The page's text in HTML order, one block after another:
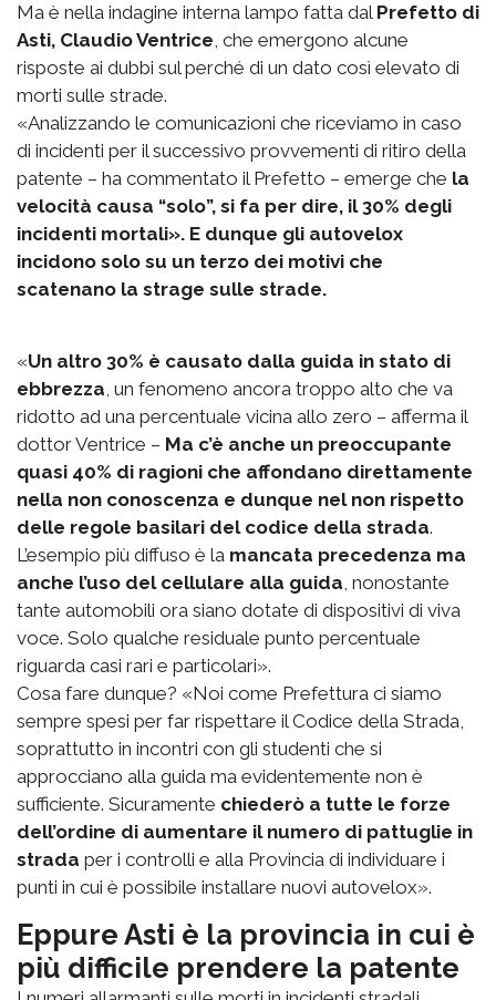
Ma è nella indagine interna lampo fatta dal Prefetto di
Asti, Claudio Ventrice, che emergono alcune
risposte ai dubbi sul perché di un dato così elevato di
morti sulle strade.
«Analizzando le comunicazioni che riceviamo in caso
di incidenti per il successivo provvementi di ritiro della
patente – ha commentato il Prefetto – emerge che la
velocità causa “solo”, si fa per dire, il 30% degli
incidenti mortali». E dunque gli autovelox
incidono solo su un terzo dei motivi che
scatenano la strage sulle strade.
«Un altro 30% è causato dalla guida in stato di
ebbrezza, un fenomeno ancora troppo alto che va
ridotto ad una percentuale vicina allo zero – afferma il
dottor Ventrice – Ma c’è anche un preoccupante
quasi 40% di ragioni che affondano direttamente
nella non conoscenza e dunque nel non rispetto
delle regole basilari del codice della strada.
L’esempio più diffuso è la mancata precedenza ma
anche l’uso del cellulare alla guida, nonostante
tante automobili ora siano dotate di dispositivi di viva
voce. Solo qualche residuale punto percentuale
riguarda casi rari e particolari».
Cosa fare dunque? «Noi come Prefettura ci siamo
sempre spesi per far rispettare il Codice della Strada,
soprattutto in incontri con gli studenti che si
approcciano alla guida ma evidentemente non è
sufficiente. Sicuramente chiederò a tutte le forze
dell’ordine di aumentare il numero di pattuglie in
strada per i controlli e alla Provincia di individuare i
punti in cui è possibile installare nuovi autovelox».
Eppure Asti è la provincia in cui è
più difficile prendere la patente